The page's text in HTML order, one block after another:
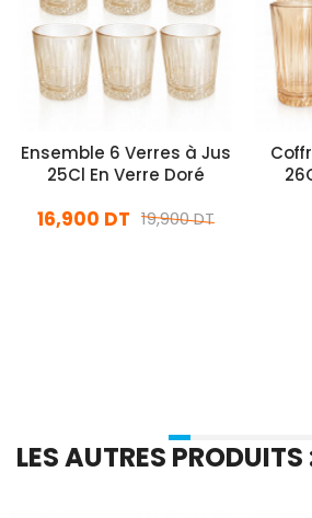
Ensemble 6 Verres à Jus
25Cl En Verre Doré
19,900 DT
16,900 DT
LES AUTRES